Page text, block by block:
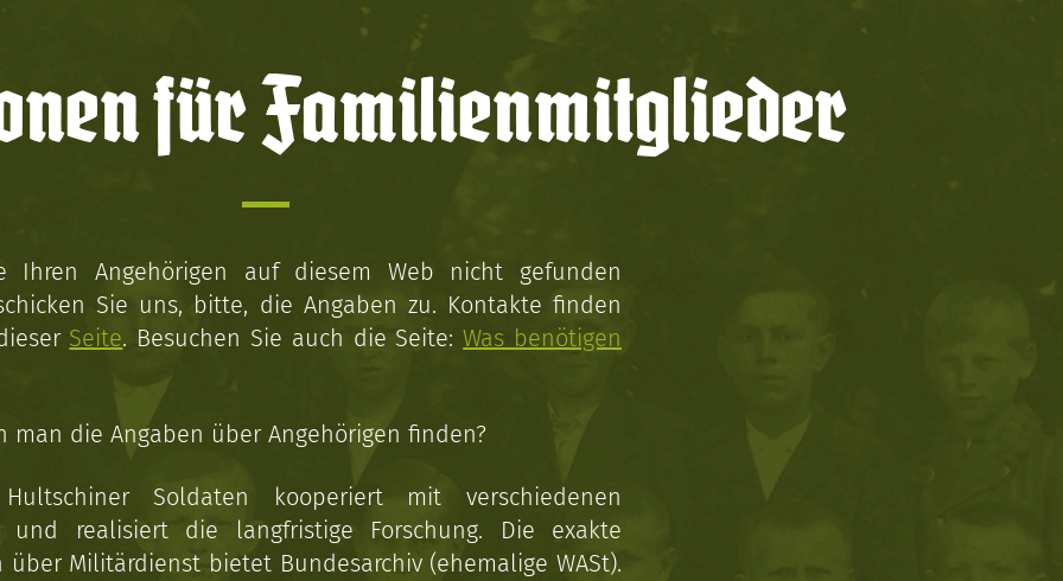
für Familienmitglieder
Ihren Angehörigen auf diesem Web nicht gefunden
Sie uns, bitte, die Angaben zu. Kontakte finden
Seite. Besuchen Sie auch die Seite:Was benötigen
man die Angaben über Angehörigen finden?
Soldaten kooperiert mit verschiedenen
und realisiert die langfristige Forschung. Die exakte
über Militärdienst bietet Bundesarchiv (ehemalige WASt).